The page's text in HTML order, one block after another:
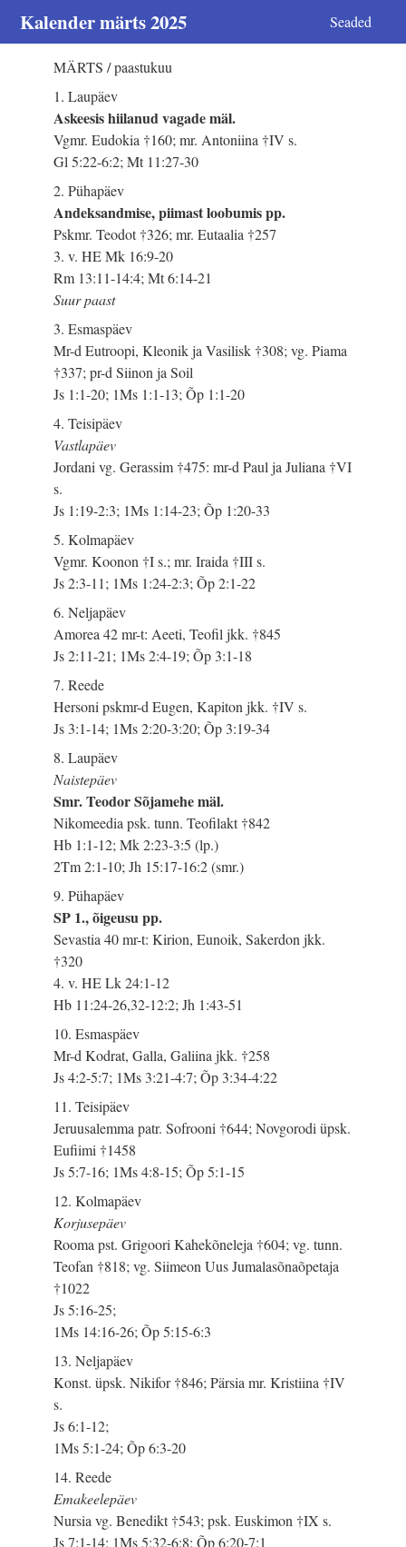
Kalender märts 2025 Seaded
MÄRTS / paastukuu
1. Laupäev
Askeesis hiilanud vagade mäl.
Vgmr. Eudokia †160; mr. Antoniina †IV s.
Gl 5:22-6:2; Mt 11:27-30
2. Pühapäev
Andeksandmise, piimast loobumis pp.
Pskmr. Teodot †326; mr. Eutaalia †257
3. v. HE Mk 16:9-20
Rm 13:11-14:4; Mt 6:14-21
Suur paast
3. Esmaspäev
Mr-d Eutroopi, Kleonik ja Vasilisk †308; vg. Piama
†337; pr-d Siinon ja Soil
Js 1:1-20; 1Ms 1:1-13; Õp 1:1-20
4. Teisipäev
Vastlapäev
Jordani vg. Gerassim †475: mr-d Paul ja Juliana †VI
s.
Js 1:19-2:3; 1Ms 1:14-23; Õp 1:20-33
5. Kolmapäev
Vgmr. Koonon †I s.; mr. Iraida †III s.
Js 2:3-11; 1Ms 1:24-2:3; Õp 2:1-22
6. Neljapäev
Amorea 42 mr-t: Aeeti, Teofil jkk. †845
Js 2:11-21; 1Ms 2:4-19; Õp 3:1-18
7. Reede
Hersoni pskmr-d Eugen, Kapiton jkk. †IV s.
Js 3:1-14; 1Ms 2:20-3:20; Õp 3:19-34
8. Laupäev
Naistepäev
Smr. Teodor Sõjamehe mäl.
Nikomeedia psk. tunn. Teofilakt †842
Hb 1:1-12; Mk 2:23-3:5 (lp.)
2Tm 2:1-10; Jh 15:17-16:2 (smr.)
9. Pühapäev
SP 1., õigeusu pp.
Sevastia 40 mr-t: Kirion, Eunoik, Sakerdon jkk.
†320
4. v. HE Lk 24:1-12
Hb 11:24-26,32-12:2; Jh 1:43-51
10. Esmaspäev
Mr-d Kodrat, Galla, Galiina jkk. †258
Js 4:2-5:7; 1Ms 3:21-4:7; Õp 3:34-4:22
11. Teisipäev
Jeruusalemma patr. Sofrooni †644; Novgorodi üpsk.
Eufiimi †1458
Js 5:7-16; 1Ms 4:8-15; Õp 5:1-15
12. Kolmapäev
Korjusepäev
Rooma pst. Grigoori Kahekõneleja †604; vg. tunn.
Teofan †818; vg. Siimeon Uus Jumalasõnaõpetaja
†1022
Js 5:16-25;
1Ms 14:16-26; Õp 5:15-6:3
13. Neljapäev
Konst. üpsk. Nikifor †846; Pärsia mr. Kristiina †IV
s.
Js 6:1-12;
1Ms 5:1-24; Õp 6:3-20
14. Reede
Emakeelepäev
Nursia vg. Benedikt †543; psk. Euskimon †IX s.
Js 7:1-14; 1Ms 5:32-6:8; Õp 6:20-7:1